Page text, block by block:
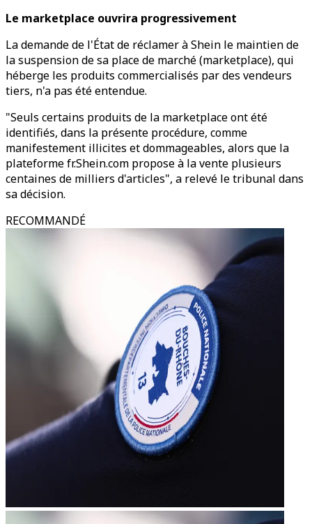
Le marketplace ouvrira progressivement
La demande de l'État de réclamer à Shein le maintien de
la suspension de sa place de marché (marketplace), qui
héberge les produits commercialisés par des vendeurs
tiers, n'a pas été entendue.
"Seuls certains produits de la marketplace ont été
identifiés, dans la présente procédure, comme
manifestement illicites et dommageables, alors que la
plateforme fr.Shein.com propose à la vente plusieurs
centaines de milliers d'articles", a relevé le tribunal dans
sa décision.
RECOMMANDÉ